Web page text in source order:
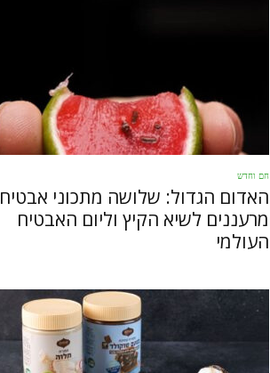
חם וחדש
האדום הגדול: שלושה מתכוני אבטיח
מרעננים לשיא הקיץ וליום האבטיח
העולמי